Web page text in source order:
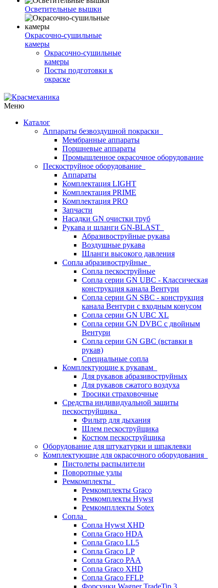
Осветительные вышки
Окрасочно-сушильные
камеры
Окрасочно-сушильные
камеры
Посты подготовки к
окраске
Меню
Каталог
Аппараты безвоздушной покраски
Мембранные аппараты
Поршневые аппараты
Промышленное окрасочное оборудование
Пескоструйное оборудование
Аппараты
Комплектация LIGHT
Комплектация PRIME
Комплектация PRO
Запчасти
Насадки GN очистки труб
Рукава и шланги GN-BLAST
Абразивоструйные рукава
Воздушные рукава
Шланги высокого давления
Сопла абразивоструйные
Сопла пескоструйные
Сопла серии GN UBC - Классическая
конструкция канала Вентури
Сопла серии GN SBC - конструкция
канала Вентури c входным конусом
Сопла серии GN UBC XL
Сопла серии GN DVBC с двойным
Вентури
Сопла серии GN GBC (вставки в
рукав)
Специальные сопла
Комплектующие к рукавам
Для рукавов абразивоструйных
Для рукавов сжатого воздуха
Тросики страховочные
Средства индивидуальной защиты
пескоструйщика
Фильтр для дыхания
Шлем пескоструйщика
Костюм пескоструйщика
Оборудование для штукатурки и шпаклевки
Комплектующие для окрасочного оборудования
Пистолеты распылители
Поворотные узлы
Ремкомплекты
Ремкомплекты Graco
Ремкомплекты Hywst
Ремкомпллекты Sotex
Сопла
Сопла Hywst XHD
Сопла Graco HDA
Сопла Graco LL5
Сопла Graco LP
Сопла Graco PAA
Сопла Graco XHD
Сопла Graco FFLP
Форсунки Wagner TradeTip 3